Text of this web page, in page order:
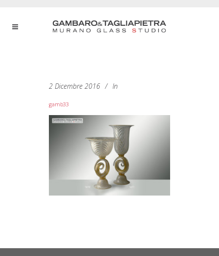
2 Dicembre 2016 In
gamb33